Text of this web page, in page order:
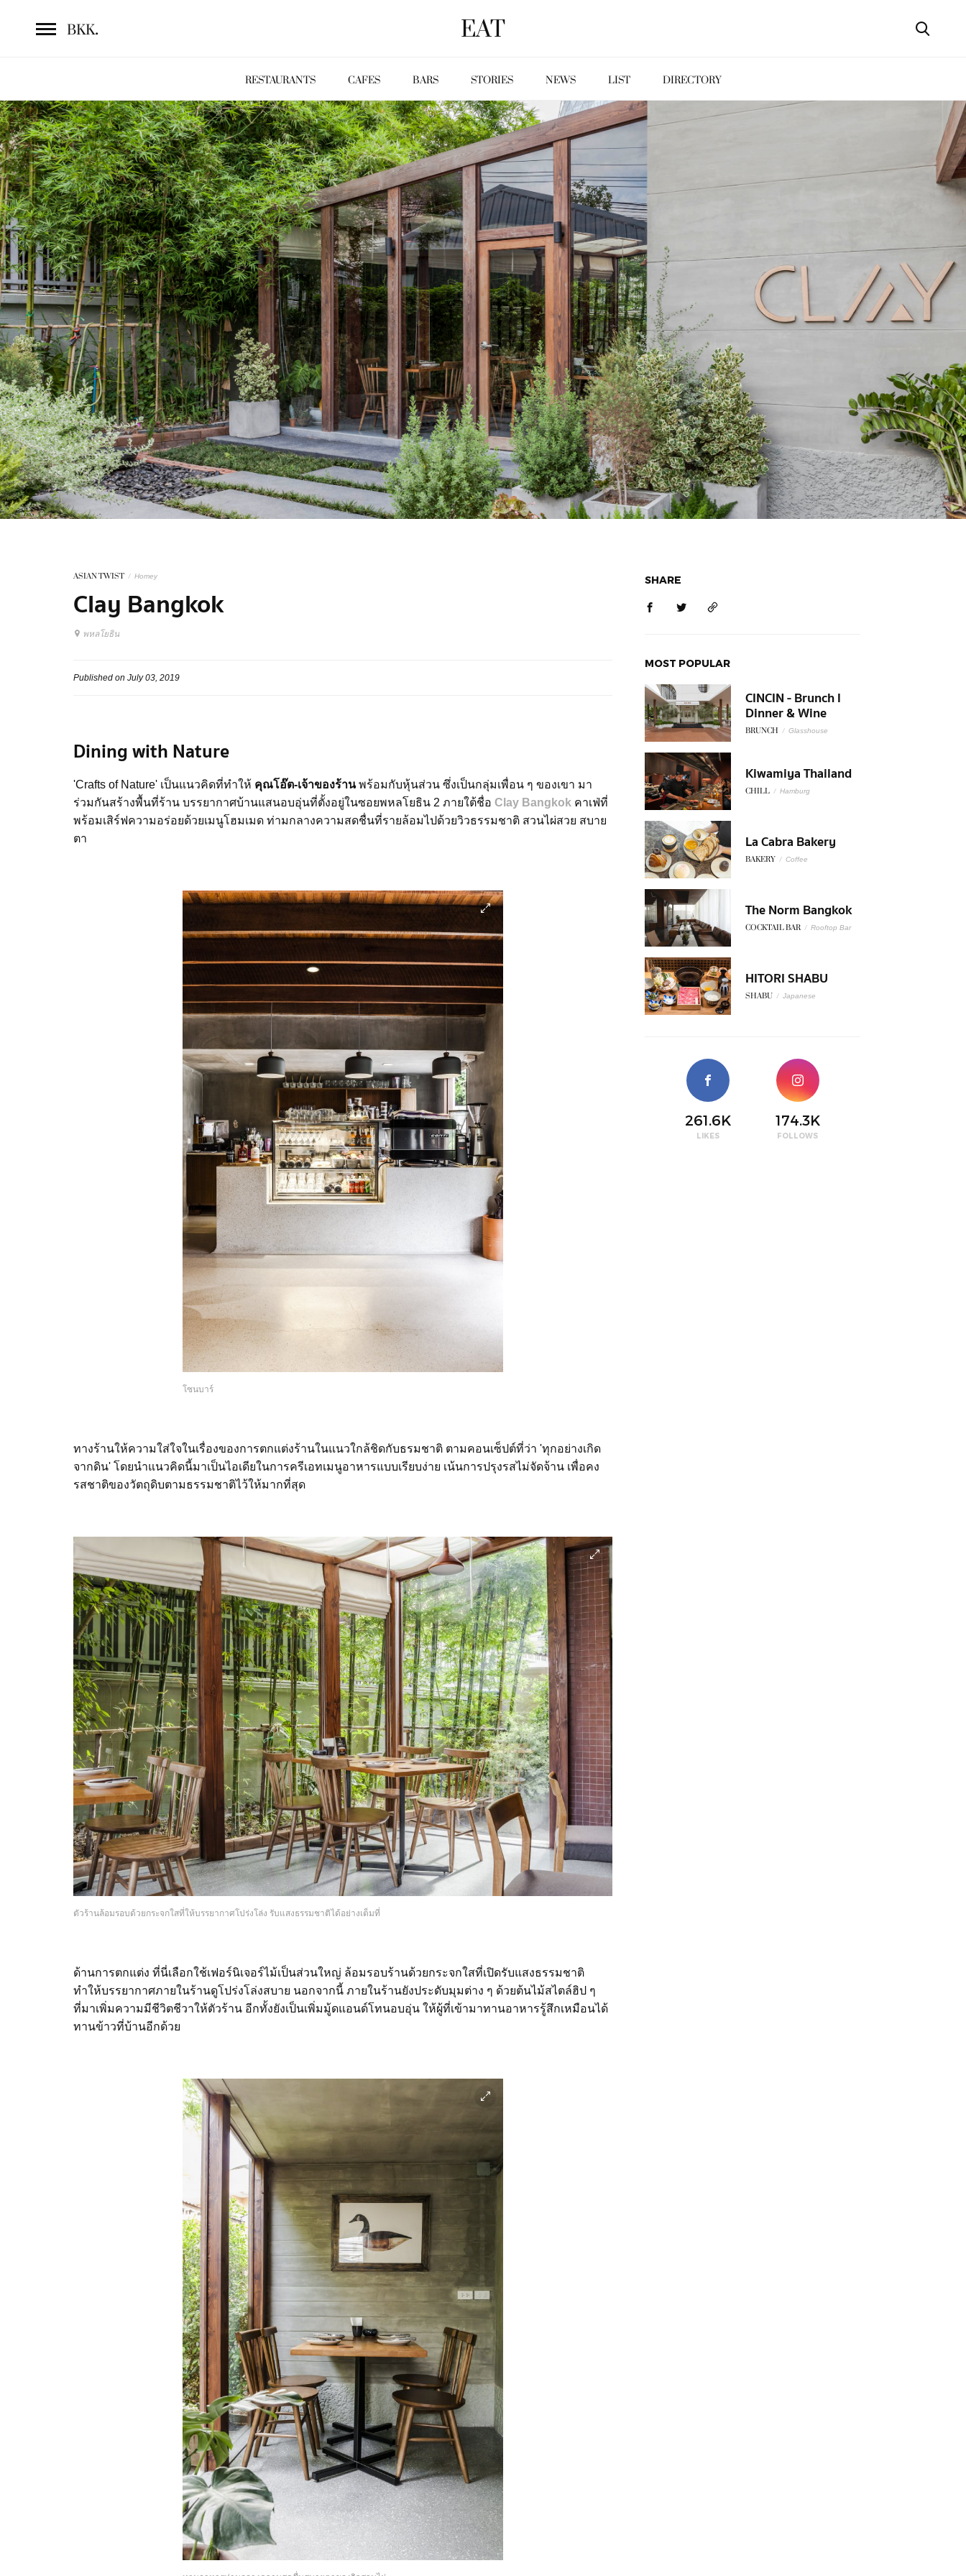
BKK. EAT
RESTAURANTS CAFES BARS STORIES NEWS LIST DIRECTORY
ASIAN TWIST / Homey
Clay Bangkok
พหลโยธิน
Published on July 03, 2019
Dining with Nature
'Crafts of Nature' เป็นแนวคิดที่ทำให้ คุณโอ๊ต-เจ้าของร้านพร้อมกับหุ้นส่วน ซึ่งเป็นกลุ่มเพื่อน ๆ ของเขา มา
ร่วมกันสร้างพื้นที่ร้าน บรรยากาศบ้านแสนอบอุ่นที่ตั้งอยู่ในซอยพหลโยธิน 2 ภายใต้ชื่อ Clay Bangkok คาเฟ่ที่
พร้อมเสิร์ฟความอร่อยด้วยเมนูโฮมเมด ท่ามกลางความสดชื่นที่รายล้อมไปด้วยวิวธรรมชาติ สวนไผ่สวย สบาย
ตา
โซนบาร์
ทางร้านให้ความใส่ใจในเรื่องของการตกแต่งร้านในแนวใกล้ชิดกับธรมชาติ ตามคอนเซ็ปต์ที่ว่า 'ทุกอย่างเกิด
จากดิน' โดยนำแนวคิดนี้มาเป็นไอเดียในการครีเอทเมนูอาหารแบบเรียบง่าย เน้นการปรุงรสไม่จัดจ้าน เพื่อคง
รสชาติของวัตถุดิบตามธรรมชาติไว้ให้มากที่สุด
ตัวร้านล้อมรอบด้วยกระจกใสที่ให้บรรยากาศโปร่งโล่ง รับแสงธรรมชาติได้อย่างเต็มที่
ด้านการตกแต่ง ที่นี่เลือกใช้เฟอร์นิเจอร์ไม้เป็นส่วนใหญ่ ล้อมรอบร้านด้วยกระจกใสที่เปิดรับแสงธรรมชาติ
ทำให้บรรยากาศภายในร้านดูโปร่งโล่งสบาย นอกจากนี้ ภายในร้านยังประดับมุมต่าง ๆ ด้วยต้นไม้สไตล์ฮิป ๆ
ที่มาเพิ่มความมีชีวิตชีวาให้ตัวร้าน อีกทั้งยังเป็นเพิ่มมู้ดแอนด์โทนอบอุ่น ให้ผู้ที่เข้ามาทานอาหารรู้สึกเหมือนได้
ทานข้าวที่บ้านอีกด้วย
SHARE
MOST POPULAR
CINCIN - Brunch l
Dinner & Wine
BRUNCH / Glasshouse
Kiwamiya Thailand
CHILL / Hamburg
La Cabra Bakery
BAKERY / Coffee
The Norm Bangkok
COCKTAIL BAR / Rooftop Bar
HITORI SHABU
SHABU / Japanese
261.6K
LIKES
174.3K
FOLLOWS